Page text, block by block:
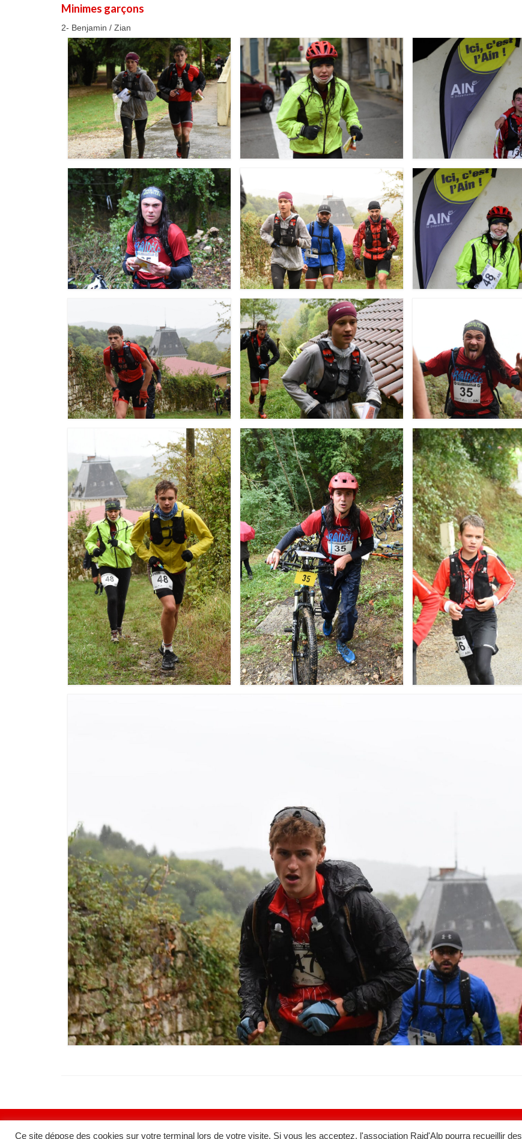
Minimes garçons
2- Benjamin / Zian
Ce site dépose des cookies sur votre terminal lors de votre visite. Si vous les acceptez, l'association Raid'Alp pourra recueillir des